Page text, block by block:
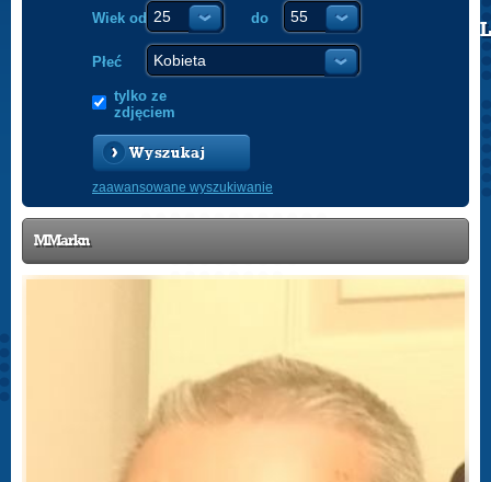
POLISH
Wiek od do
Płeć
tylko ze
zdjęciem
Wyszukaj
zaawansowane wyszukiwanie
MMarkn